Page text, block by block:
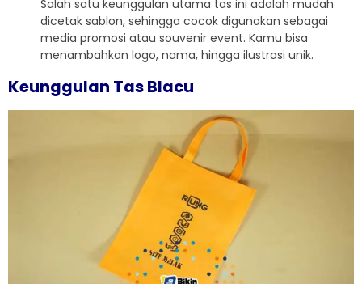
Salah satu keunggulan utama tas ini adalah mudah
dicetak sablon, sehingga cocok digunakan sebagai
media promosi atau souvenir event. Kamu bisa
menambahkan logo, nama, hingga ilustrasi unik.
Keunggulan Tas Blacu